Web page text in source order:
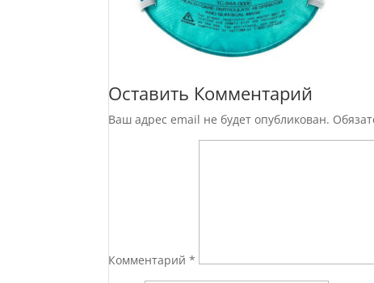
Оставить Комментарий
Ваш адрес email не будет опубликован.
Комментарий*